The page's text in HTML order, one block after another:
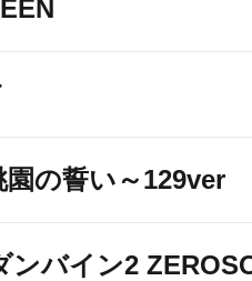
の誓い～129ver
ンバイン2